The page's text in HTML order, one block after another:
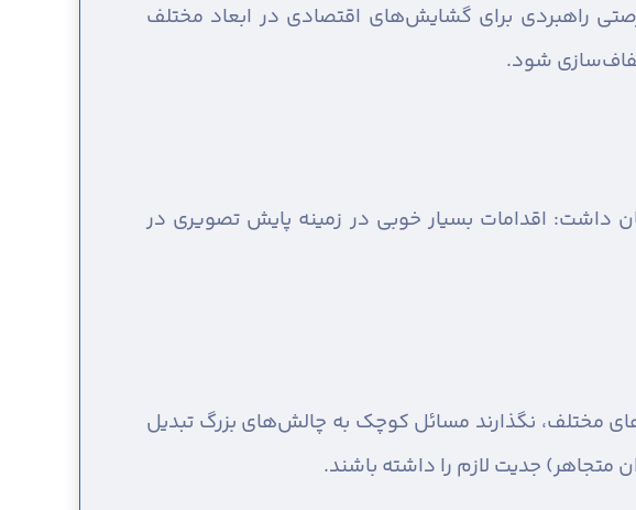
راهبردی برای گشایش‌های اقتصادی در ابعاد مختلف
شود.
داشت: اقدامات بسیار خوبی در زمینه پایش تصویری در
مختلف، نگذارند مسائل کوچک به چالش‌های بزرگ تبدیل